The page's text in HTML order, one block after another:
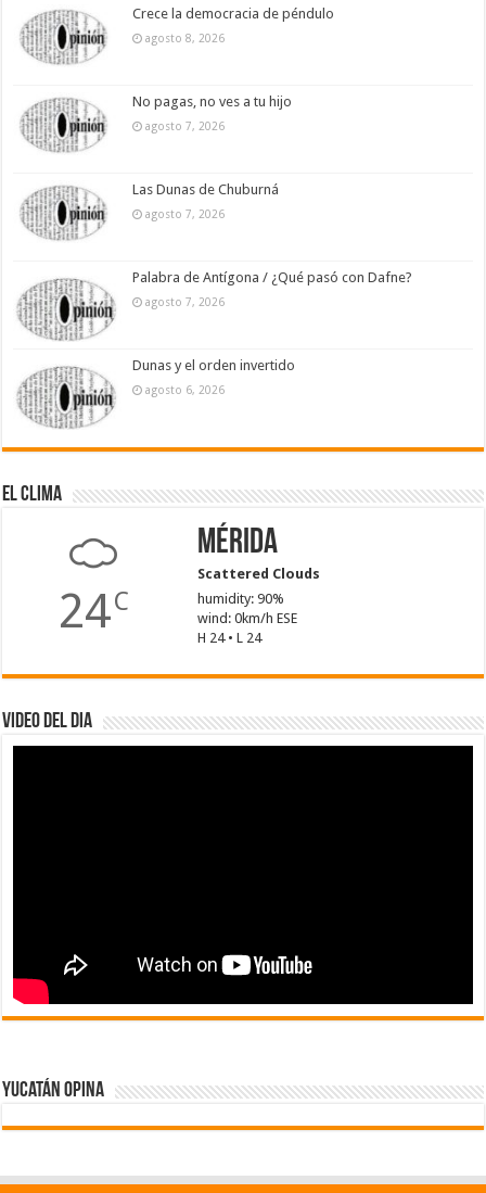
Crece la democracia de péndulo
agosto 8, 2026
No pagas, no ves a tu hijo
agosto 7, 2026
Las Dunas de Chuburná
agosto 7, 2026
Palabra de Antígona / ¿Qué pasó con Dafne?
agosto 7, 2026
Dunas y el orden invertido
agosto 6, 2026
El Clima
24C
Mérida
Scattered Clouds
humidity: 90%
wind: 0km/h ESE
H 24 • L 24
Video del dia
Yucatán Opina